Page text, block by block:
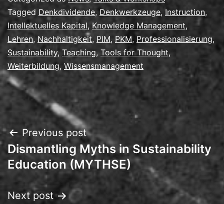
Tagged Denkdividende, Denkwerkzeuge, Instruction,
Intellektuelles Kapital, Knowledge Management,
Lehren, Nachhaltigkeit, PIM, PKM, Professionalisierung,
Sustainability, Teaching, Tools for Thought,
Weiterbildung, Wissensmanagement
Post
navigation
Previous post
Dismantling Myths in Sustainability
Education (MYTHSE)
Next post